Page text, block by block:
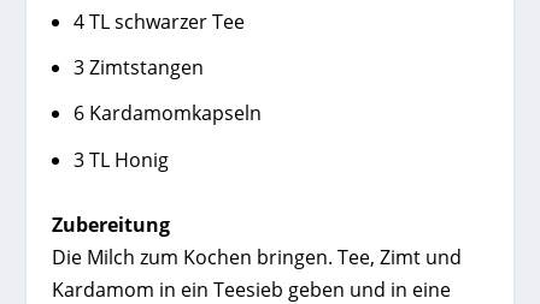
4 TL schwarzer Tee
3 Zimtstangen
6 Kardamomkapseln
3 TL Honig
Zubereitung
Die Milch zum Kochen bringen. Tee, Zimt und
Kardamom in ein Teesieb geben und in eine